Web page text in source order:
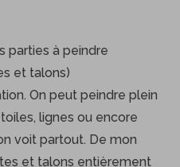
parties à peindre
et talons)
On peut peindre plein
lignes ou encore
voit partout. De mon
et talons entièrement